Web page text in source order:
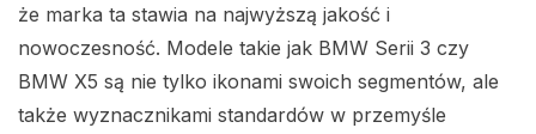
że marka ta stawia na najwyższą jakość i
nowoczesność. Modele takie jak BMW Serii 3 czy
BMW X5 są nie tylko ikonami swoich segmentów, ale
także wyznacznikami standardów w przemyśle